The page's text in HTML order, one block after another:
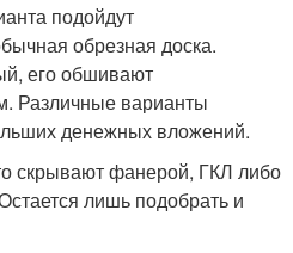
подойдут
обрезная доска.
его обшивают
Различные варианты
денежных вложений.
скрывают фанерой, ГКЛ либо
лишь подобрать и